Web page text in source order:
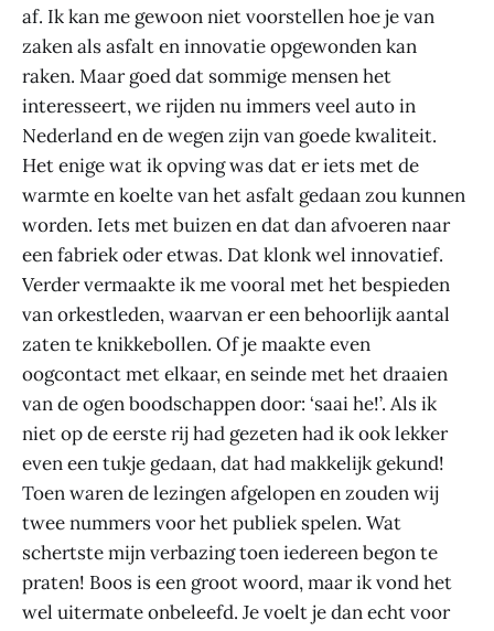
af. Ik kan me gewoon niet voorstellen hoe je van
zaken als asfalt en innovatie opgewonden kan
raken. Maar goed dat sommige mensen het
interesseert, we rijden nu immers veel auto in
Nederland en de wegen zijn van goede kwaliteit.
Het enige wat ik opving was dat er iets met de
warmte en koelte van het asfalt gedaan zou kunnen
worden. Iets met buizen en dat dan afvoeren naar
een fabriek oder etwas. Dat klonk wel innovatief.
Verder vermaakte ik me vooral met het bespieden
van orkestleden, waarvan er een behoorlijk aantal
zaten te knikkebollen. Of je maakte even
oogcontact met elkaar, en seinde met het draaien
van de ogen boodschappen door: ‘saai he!’. Als ik
niet op de eerste rij had gezeten had ik ook lekker
even een tukje gedaan, dat had makkelijk gekund!
Toen waren de lezingen afgelopen en zouden wij
twee nummers voor het publiek spelen. Wat
schertste mijn verbazing toen iedereen begon te
praten! Boos is een groot woord, maar ik vond het
wel uitermate onbeleefd. Je voelt je dan echt voor